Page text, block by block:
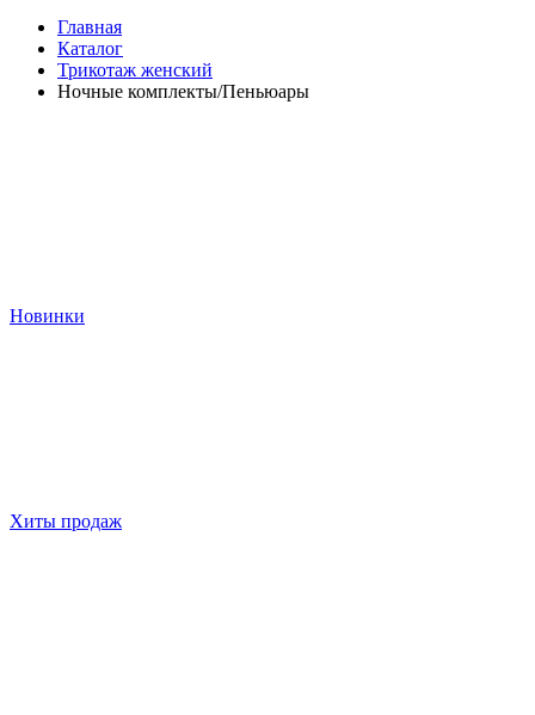
Главная
Каталог
Трикотаж женский
Ночные комплекты/Пеньюары
Новинки
Хиты продаж